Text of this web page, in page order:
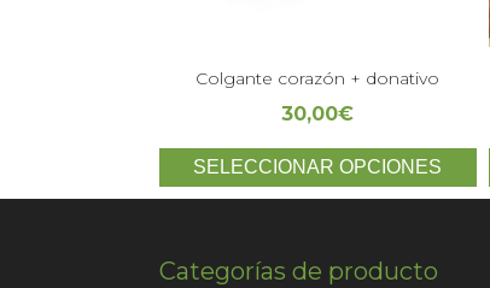
Colgante corazón + donativo
30,00€
SELECCIONAR OPCIONES
Categorías de producto